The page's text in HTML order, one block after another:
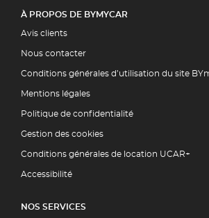
À PROPOS DE BYMYCAR
Avis clients
Nous contacter
Conditions générales d’utilisation du site
Mentions légales
Politique de confidentialité
Gestion des cookies
Conditions générales de location UCAR+
Accessibilité
NOS SERVICES